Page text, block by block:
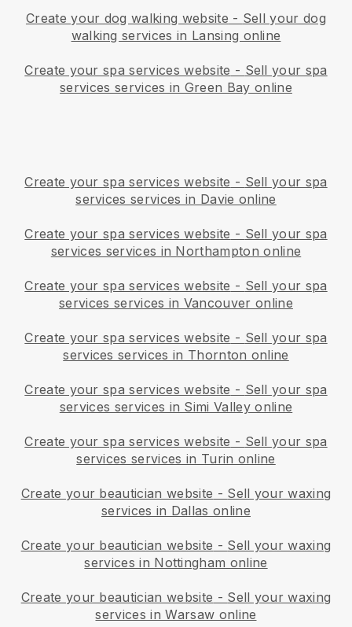
Create your dog walking website - Sell your dog
walking services in Lansing online
Create your spa services website - Sell your spa
services services in Green Bay online
Create your spa services website - Sell your spa
services services in Davie online
Create your spa services website - Sell your spa
services services in Northampton online
Create your spa services website - Sell your spa
services services in Vancouver online
Create your spa services website - Sell your spa
services services in Thornton online
Create your spa services website - Sell your spa
services services in Simi Valley online
Create your spa services website - Sell your spa
services services in Turin online
Create your beautician website - Sell your waxing
services in Dallas online
Create your beautician website - Sell your waxing
services in Nottingham online
Create your beautician website - Sell your waxing
services in Warsaw online